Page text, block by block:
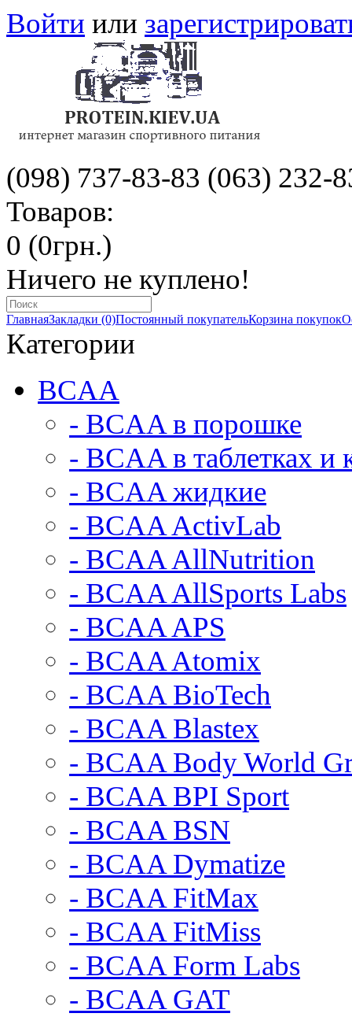
Войти или
(098) 737-83-83 (063) 232-
Товаров:
0 (0грн.)
Ничего не куплено!
ГлавнаяЗакладки (0)Постоянный покупательКорзина покупок
Категории
BCAA
- BCAA в порошке
- BCAA в таблетках и
- BCAA жидкие
- BCAA ActivLab
- BCAA AllNutrition
- BCAA AllSports Labs
- BCAA APS
- BCAA Atomix
- BCAA BioTech
- BCAA Blastex
- BCAA Body World
- BCAA BPI Sport
- BCAA BSN
- BCAA Dymatize
- BCAA FitMax
- BCAA FitMiss
- BCAA Form Labs
- BCAA GAT